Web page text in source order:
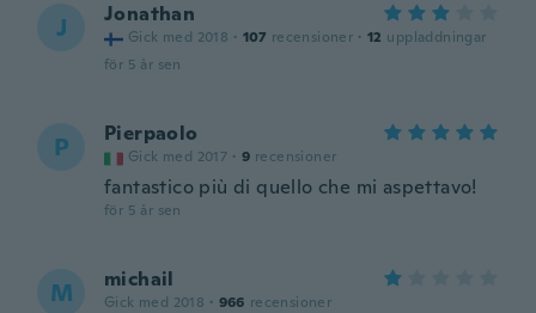
J Jonathan
Gick med 2018 · 107 recensioner · 12 uppladdningar
för 5 år sen
P Pierpaolo
Gick med 2017 · 9 recensioner
fantastico più di quello che mi aspettavo!
för 5 år sen
M michail
Gick med 2018 · 966 recensioner